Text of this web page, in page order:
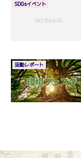
SDGsイベント
活動レポート